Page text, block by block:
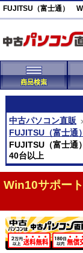
中古パソコン直販
FUJITSU（富士通）
FUJITSU（富士
40台以上
Win10サポー